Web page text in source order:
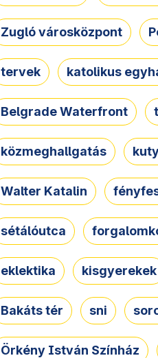
Zugló városközpont
tervek katolikus
Belgrade Waterfront
közmeghallgatás
Walter Katalin
sétálóutca
eklektika kisgyerekek
Bakáts tér sni
Örkény István Színház